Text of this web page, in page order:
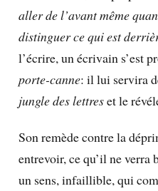
aller de l’avant même
distinguer ce qui est
l’écrire, un écrivain s’est
porte-canne: il lui servira
jungle des lettreset le
Son remède contre la
entrevoir, ce qu’il ne
un sens, infaillible, qui